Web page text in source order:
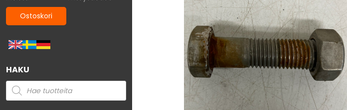
Ostoskori
HAKU